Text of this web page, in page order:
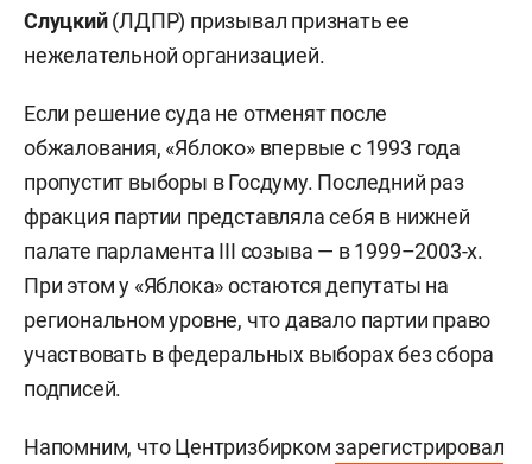
Слуцкий(ЛДПР) призывал признать ее
нежелательной организацией.
Если решение суда не отменят после
обжалования, «Яблоко» впервые с 1993 года
пропустит выборы в Госдуму. Последний раз
фракция партии представляла себя в нижней
палате парламента III созыва — в 1999–2003-х.
При этом у «Яблока» остаются депутаты на
региональном уровне, что давало партии право
участвовать в федеральных выборах без сбора
подписей.
Напомним, что Центризбиркомзарегистрировал